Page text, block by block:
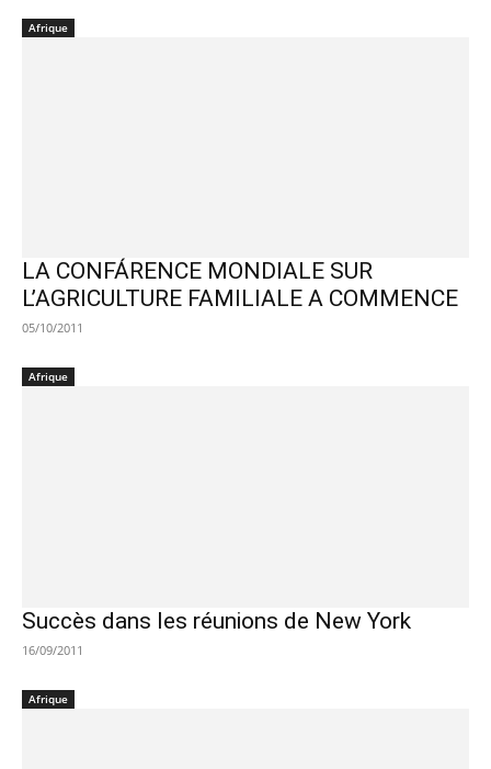
Afrique
LA CONFÁRENCE MONDIALE SUR
L’AGRICULTURE FAMILIALE A COMMENCE
05/10/2011
Afrique
Succès dans les réunions de New York
16/09/2011
Afrique